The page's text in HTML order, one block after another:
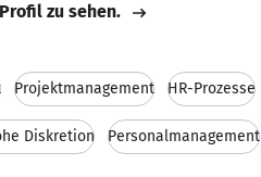
zu sehen.
Projektmanagement HR-Prozesse
Diskretion Personalmanagement